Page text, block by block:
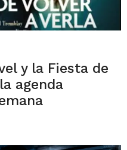
y la Fiesta de
agenda